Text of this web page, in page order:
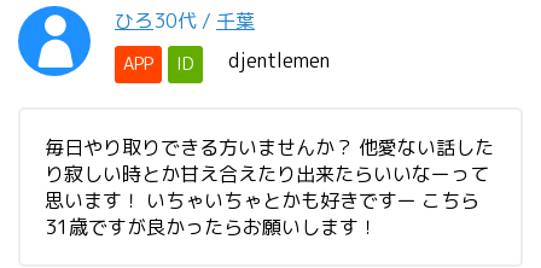
ひろ30代 / 千葉
APP ID djentlemen
毎日やり取りできる方いませんか？ 他愛ない話した
り寂しい時とか甘え合えたり出来たらいいなーって
思います！ いちゃいちゃとかも好きですー こちら
31歳ですが良かったらお願いします！